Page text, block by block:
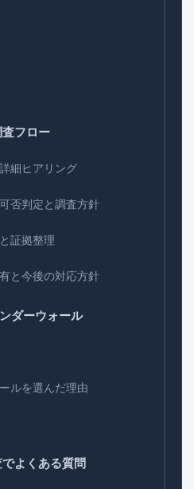
フロー
細ヒアリング
否判定と調査方針
証拠整理
と今後の対応方針
ダーウォール
ルを選んだ理由
よくある質問